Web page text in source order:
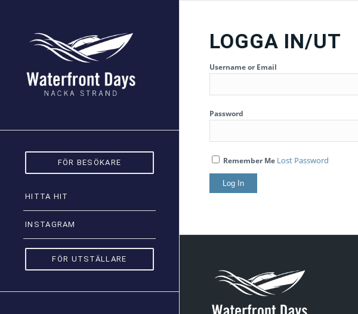
FÖR BESÖKARE
HITTA HIT
INSTAGRAM
FÖR UTSTÄLLARE
LOGGA IN/UT
Username or Email
Password
Remember Me Lost Password